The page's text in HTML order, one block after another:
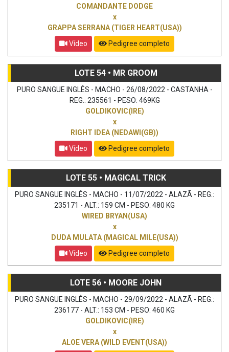
COMANDANTE DODGE
x
GRAPPA SERRANA (TIGER HEART(USA))
Vídeo
Pedigree completo
LOTE 54 • MR GROOM
PURO SANGUE INGLÊS - MACHO - 26/08/2022 - CASTANHA -
REG.: 235561 - PESO: 469KG
GOLDIKOVIC(IRE)
x
RIGHT IDEA (NEDAWI(GB))
Vídeo
Pedigree completo
LOTE 55 • MAGICAL TRICK
PURO SANGUE INGLÊS - MACHO - 11/07/2022 - ALAZÃ - REG.:
235171 - ALT.: 159 CM - PESO: 480 KG
WIRED BRYAN(USA)
x
DUDA MULATA (MAGICAL MILE(USA))
Vídeo
Pedigree completo
LOTE 56 • MOORE JOHN
PURO SANGUE INGLÊS - MACHO - 29/09/2022 - ALAZÃ - REG.:
236177 - ALT.: 153 CM - PESO: 460 KG
GOLDIKOVIC(IRE)
x
ALOE VERA (WILD EVENT(USA))